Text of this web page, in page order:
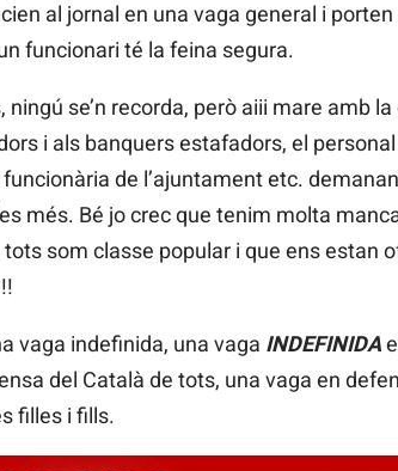
al jornal en una vaga general i porten
funcionari té la feina segura.
se’n recorda, però aiii mare amb
i als banquers estafadors, el
de l’ajuntament etc.
més. Bé jo crec que tenim molta
som classe popular i que ens estan
vaga indefinida, una vaga INDEFINIDA
del Català de tots, una vaga en
filles i fills.